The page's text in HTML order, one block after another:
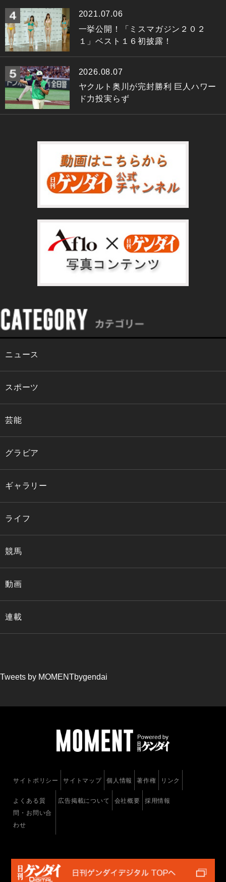
2021.07.06
一挙公開！「ミスマガジン２０２
１」ベスト１６初披露！
2026.08.07
ヤクルト奥川が完封勝利 巨人ハワー
ド力投実らず
ニュース
スポーツ
芸能
グラビア
ギャラリー
ライフ
競馬
動画
連載
Tweets by MOMENTbygendai
サイトポリシー サイトマップ 個人情報 著作権 リンク
よくある質
問・お問い合
わせ
広告掲載について 会社概要 採用情報